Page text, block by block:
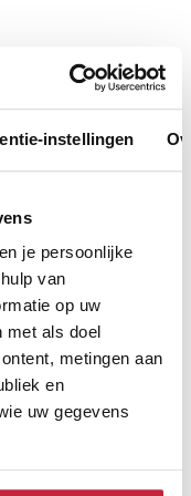
instellingen
je persoonlijke
van
op uw
met als doel
metingen aan
en
uw gegevens